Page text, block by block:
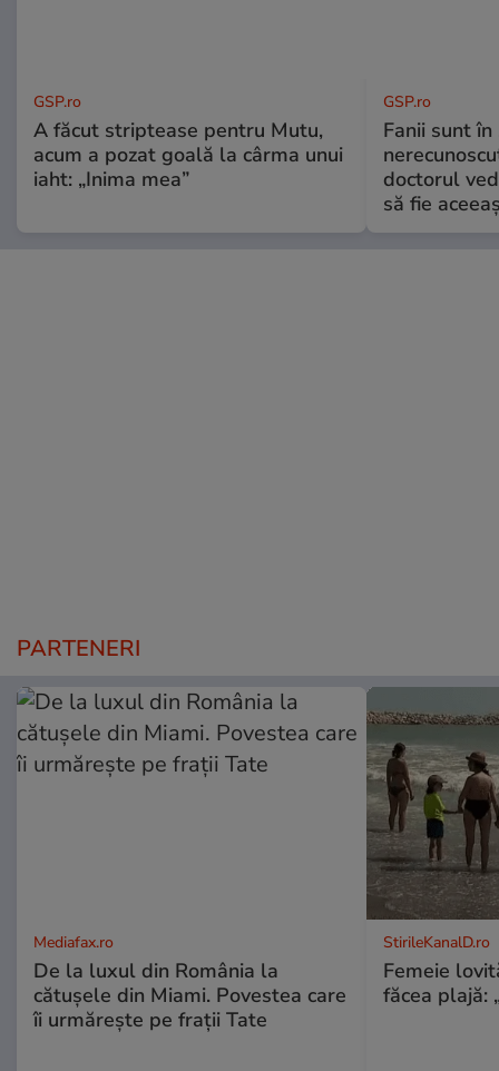
GSP.ro
A făcut striptease pentru Mutu,
acum a pozat goală la cârma unui
iaht: „Inima mea”
GSP.ro
Fanii sunt în
doctorul
să fie
PARTENERI
Mediafax.ro
De la luxul din România la
cătușele din Miami. Povestea care
îi urmărește pe frații Tate
StirileKanalD.ro
Femeie
făcea plajă: